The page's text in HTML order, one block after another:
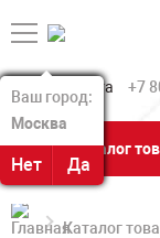
Ваш город:
Москва
Нет Да
Ваш город:
Москва
Нет Да
+7
Каталог
Каталог